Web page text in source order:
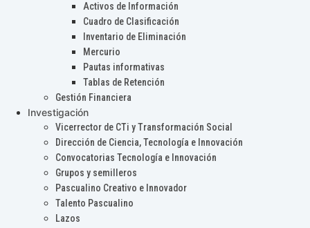
Activos de Información
Cuadro de Clasificación
Inventario de Eliminación
Mercurio
Pautas informativas
Tablas de Retención
Gestión Financiera
Investigación
Vicerrector de CTi y Transformación Social
Dirección de Ciencia, Tecnología e Innovación
Convocatorias Tecnología e Innovación
Grupos y semilleros
Pascualino Creativo e Innovador
Talento Pascualino
Lazos